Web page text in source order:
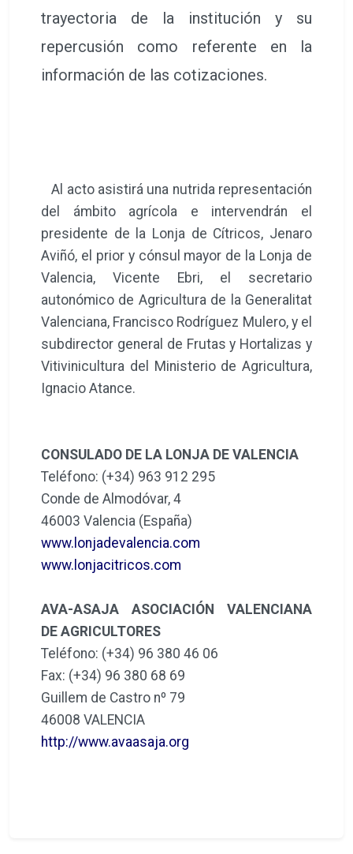
trayectoria de la institución y su
repercusión como referente en la
información de las cotizaciones.
Al acto asistirá una nutrida representación
del ámbito agrícola e intervendrán el
presidente de la Lonja de Cítricos, Jenaro
Aviñó, el prior y cónsul mayor de la Lonja de
Valencia, Vicente Ebri, el secretario
autonómico de Agricultura de la Generalitat
Valenciana, Francisco Rodríguez Mulero, y el
subdirector general de Frutas y Hortalizas y
Vitivinicultura del Ministerio de Agricultura,
Ignacio Atance.
CONSULADO DE LA LONJA DE VALENCIA
Teléfono: (+34) 963 912 295
Conde de Almodóvar, 4
46003 Valencia (España)
www.lonjadevalencia.com
www.lonjacitricos.com
AVA-ASAJA ASOCIACIÓN VALENCIANA
DE AGRICULTORES
Teléfono: (+34) 96 380 46 06
Fax: (+34) 96 380 68 69
Guillem de Castro nº 79
46008 VALENCIA
http://www.avaasaja.org